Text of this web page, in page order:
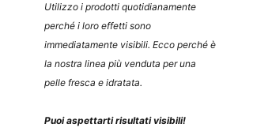
Utilizzo i prodotti quotidianamente
perché i loro effetti sono
immediatamente visibili. Ecco perché è
la nostra linea più venduta per una
pelle fresca e idratata.
Puoi aspettarti risultati visibili!